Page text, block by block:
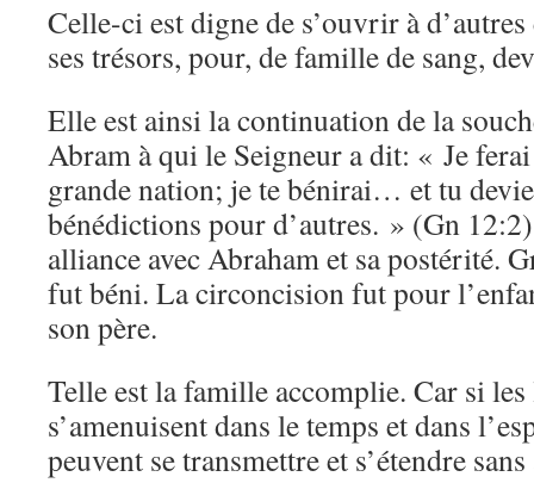
Celle-ci est digne de s’ouvrir à
ses trésors, pour, de famille de sang,
Elle est ainsi la continuation de la
Abram à qui le Seigneur a dit: « Je
grande nation; je te bénirai… et tu
bénédictions pour d’autres. » (Gn
alliance avec Abraham et sa postérité.
fut béni. La circoncision fut pour
son père.
Telle est la famille accomplie. Car si
s’amenuisent dans le temps et dans
peuvent se transmettre et s’étendre